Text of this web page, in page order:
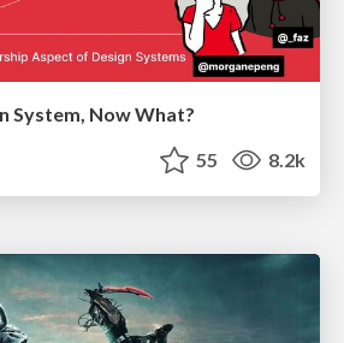
System, Now What?
55 8.2k